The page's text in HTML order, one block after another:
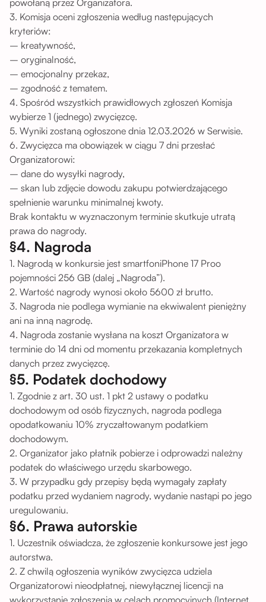
powołaną przez Organizatora.
3. Komisja oceni zgłoszenia według następujących
kryteriów:
– kreatywność,
– oryginalność,
– emocjonalny przekaz,
– zgodność z tematem.
4. Spośród wszystkich prawidłowych zgłoszeń Komisja
wybierze 1 (jednego) zwycięzcę.
5. Wyniki zostaną ogłoszone dnia 12.03.2026 w Serwisie.
6. Zwycięzca ma obowiązek w ciągu 7 dni przesłać
Organizatorowi:
– dane do wysyłki nagrody,
– skan lub zdjęcie dowodu zakupu potwierdzającego
spełnienie warunku minimalnej kwoty.
Brak kontaktu w wyznaczonym terminie skutkuje utratą
prawa do nagrody.
§4. Nagroda
1. Nagrodą w konkursie jest smartfoniPhone 17 Proo
pojemności 256 GB (dalej „Nagroda”).
2. Wartość nagrody wynosi około 5600 zł brutto.
3. Nagroda nie podlega wymianie na ekwiwalent pieniężny
ani na inną nagrodę.
4. Nagroda zostanie wysłana na koszt Organizatora w
terminie do 14 dni od momentu przekazania kompletnych
danych przez zwycięzcę.
§5. Podatek dochodowy
1. Zgodnie z art. 30 ust. 1 pkt 2 ustawy o podatku
dochodowym od osób fizycznych, nagroda podlega
opodatkowaniu 10% zryczałtowanym podatkiem
dochodowym.
2. Organizator jako płatnik pobierze i odprowadzi należny
podatek do właściwego urzędu skarbowego.
3. W przypadku gdy przepisy będą wymagały zapłaty
podatku przed wydaniem nagrody, wydanie nastąpi po jego
uregulowaniu.
§6. Prawa autorskie
1. Uczestnik oświadcza, że zgłoszenie konkursowe jest jego
autorstwa.
2. Z chwilą ogłoszenia wyników zwycięzca udziela
Organizatorowi nieodpłatnej, niewyłącznej licencji na
wykorzystanie zgłoszenia w celach promocyjnych (Internet,